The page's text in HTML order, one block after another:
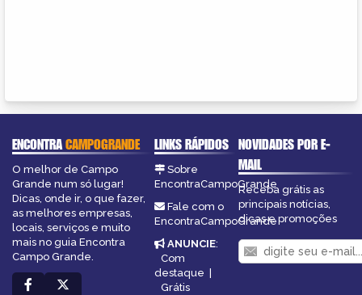
ENCONTRACAMPOGRANDE
O melhor de Campo
Grande num só lugar!
Dicas, onde ir, o que fazer,
as melhores empresas,
locais, serviços e muito
mais no guia Encontra
Campo Grande.
LINKS RÁPIDOS
Sobre
EncontraCampoGrande
Fale com o
EncontraCampoGrande
ANUNCIE:
Com
destaque
Grátis
NOVIDADES POR E-
MAIL
Receba grátis as
principais notícias,
dicas e promoções